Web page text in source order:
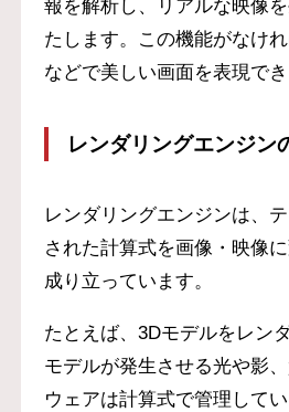
報を解析し、リアルな映像
たします。この機能がなけ
などで美しい画面を表現でき
レンダリングエンジン
レンダリングエンジンは、
された計算式を画像・映像
成り立っています。
たとえば、3Dモデルをレン
モデルが発生させる光や影
ウェアは計算式で管理して